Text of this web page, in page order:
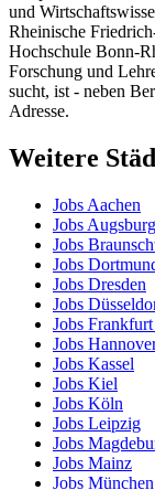
und
Rheinische
Hochschule Bonn-
Forschung und
sucht, ist - neben
Adresse.
Weitere
Jobs Aachen
Jobs Augsburg
Jobs
Jobs
Jobs Dresden
Jobs
Jobs
Jobs
Jobs Kassel
Jobs Kiel
Jobs Köln
Jobs Leipzig
Jobs
Jobs Mainz
Jobs München